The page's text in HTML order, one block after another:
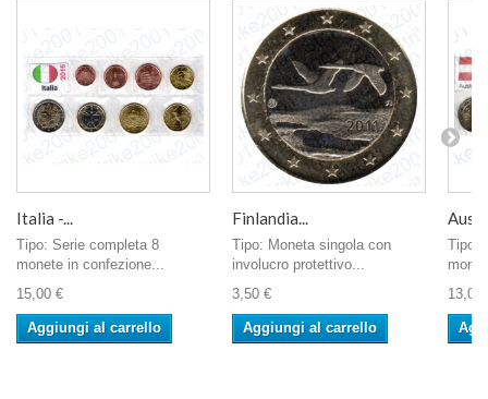
Italia -...
Tipo: Serie completa 8
monete in confezione...
15,00 €
Aggiungi al carrello
Finlandia...
Tipo: Moneta singola con
involucro protettivo...
3,50 €
Aggiungi al carrello
Tipo:
13,00